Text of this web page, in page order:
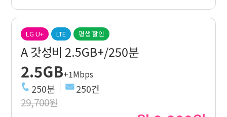
LG U+ LTE 평생 할인
A 갓성비 2.5GB+/250분
2.5GB+1Mbps
250분 250건
29,700원